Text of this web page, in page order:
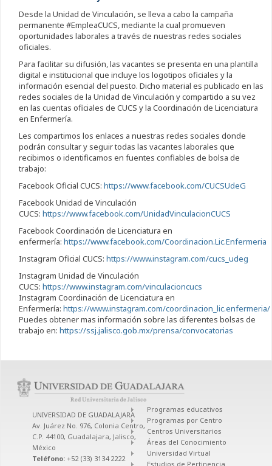
Desde la Unidad de Vinculación, se lleva a cabo la campaña
permanente #EmpleaCUCS, mediante la cual promueven
oportunidades laborales a través de nuestras redes sociales
oficiales.
Para facilitar su difusión, las vacantes se presenta en una plantilla
digital e institucional que incluye los logotipos oficiales y la
información esencial del puesto. Dicho material es publicado en las
redes sociales de la Unidad de Vinculación y compartido a su vez
en las cuentas oficiales de CUCS y la Coordinación de Licenciatura
en Enfermería.
Les compartimos los enlaces a nuestras redes sociales donde
podrán consultar y seguir todas las vacantes laborales que
recibimos o identificamos en fuentes confiables de bolsa de
trabajo:
Facebook Oficial CUCS: https://www.facebook.com/CUCSUdeG
Facebook Unidad de Vinculación
CUCS: https://www.facebook.com/UnidadVinculacionCUCS
Facebook Coordinación de Licenciatura en
enfermería: https://www.facebook.com/Coordinacion.Lic.Enfermeria
Instagram Oficial CUCS: https://www.instagram.com/cucs_udeg
Instagram Unidad de Vinculación
CUCS: https://www.instagram.com/vinculacioncucs
Instagram Coordinación de Licenciatura en
Enfermería: https://www.instagram.com/coordinacion_lic.enfermeria/
Puedes obtener mas información sobre las diferentes bolsas de
trabajo en: https://ssj.jalisco.gob.mx/prensa/convocatorias
UNIVERSIDAD DE GUADALAJARA
Av. Juárez No. 976, Colonia Centro,
C.P. 44100, Guadalajara, Jalisco,
México
Teléfono: +52 (33) 3134 2222
Programas educativos
Programas por Centro
Centros Universitarios
Áreas del Conocimiento
Universidad Virtual
Estudios de Pertinencia